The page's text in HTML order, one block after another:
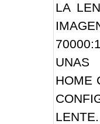
LA
UNAS
HOME